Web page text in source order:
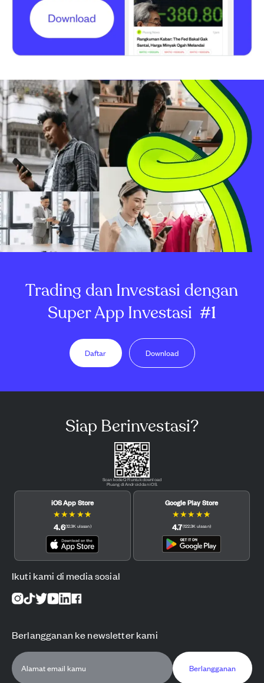
Trading dan Investasi dengan
Super App Investasi #1
Daftar Download
Siap Berinvestasi?
Scan kode QR untuk download
Pluang di Android dan iOS.
iOS App Store
★★★ ★★
4.6(12.3K ulasan)
Google Play Store
★★★ ★★
4.7(122.3K ulasan)
Ikuti kami di media sosial
Berlangganan ke newsletter kami
Berlangganan